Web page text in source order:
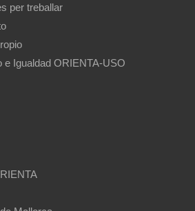
per treballar
e Igualdad ORIENTA-USO